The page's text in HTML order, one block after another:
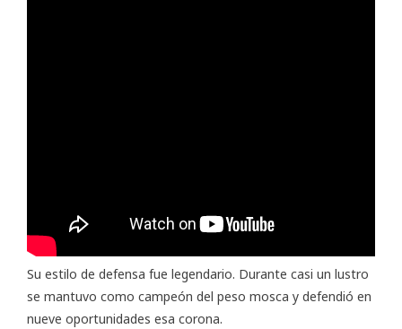
Su estilo de defensa fue legendario. Durante casi un lustro
se mantuvo como campeón del peso mosca y defendió en
nueve oportunidades esa corona.